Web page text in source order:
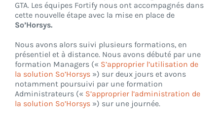
GTA. Les équipes Fortify nous ont accompagnés dans
cette nouvelle étape avec la mise en place de
So’Horsys.
Nous avons alors suivi plusieurs formations, en
présentiel et à distance. Nous avons débuté par une
formation Managers (« S’approprier l’utilisation de
la solution So’Horsys ») sur deux jours et avons
notamment poursuivi par une formation
Administrateurs (« S’approprier l’administration de
la solution So’Horsys ») sur une journée.